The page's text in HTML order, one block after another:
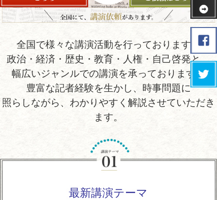
全国で様々な講演活動を行っております。
政治・経済・歴史・教育・人権・自己啓発と、
幅広いジャンルでの講演を承っております。
豊富な記者経験を生かし、時事問題に
照らしながら、わかりやすく解説させていただき
ます。
最新講演テーマ